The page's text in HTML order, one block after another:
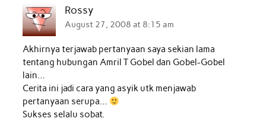
Rossy
August 27, 2008 at 8:15 am
Akhirnya terjawab pertanyaan saya sekian lama
tentang hubungan Amril T Gobel dan Gobel-Gobel
lain…
Cerita ini jadi cara yang asyik utk menjawab
pertanyaan serupa…
Sukses selalu sobat.